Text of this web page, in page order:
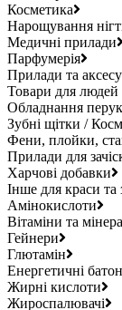
Косметика
Нарощування
Медичні прилади
Парфумерія
Прилади та
Товари для
Обладнання
Зубні щітки /
Фени, плойки,
Прилади для
Харчові добавки
Інше для краси та
Амінокислоти
Вітаміни та
Гейнери
Глютамін
Енергетичні
Жирні кислоти
Жироспалювачі